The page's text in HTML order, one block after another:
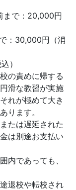
まで：20,000円
：30,000円（消
）
の責めに帰する
滑な教習が実施
れが極めて大き
ります。
たは遅延された
は別途お支払い
内であっても、
退校や転校され